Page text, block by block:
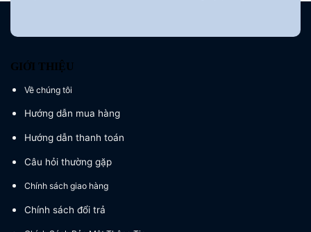
GIỚI THIỆU
Về chúng tôi
Hướng dẫn mua hàng
Hướng dẫn thanh toán
Câu hỏi thường gặp
Chính sách giao hàng
Chính sách đổi trả